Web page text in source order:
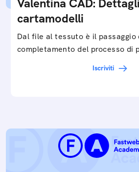
Valentina CAD:
cartamodelli
Dal file al tessuto è il
completamento del processo di
Iscriviti